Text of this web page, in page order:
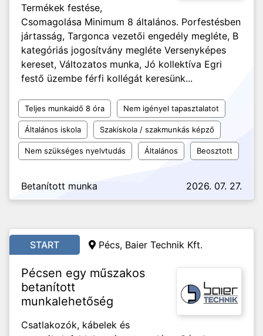
Termékek festése,
Csomagolása Minimum 8 általános. Porfestésben
jártasság, Targonca vezetői engedély megléte, B
kategóriás jogosítvány megléte Versenyképes
kereset, Változatos munka, Jó kollektíva Egri
festő üzembe férfi kollégát keresünk...
Teljes munkaidő 8 óra Nem igényel tapasztalatot
Általános iskola Szakiskola / szakmunkás képző
Nem szükséges nyelvtudás Általános Beosztott
Betanított munka 2026. 07. 27.
START Pécs, Baier Technik Kft.
Pécsen egy műszakos
betanított
munkalehetőség
Csatlakozók, kábelek és